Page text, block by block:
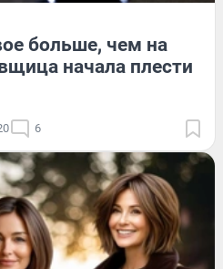
больше, чем на
начала плести
6